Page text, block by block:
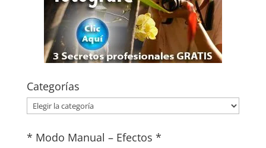
Categorías
Categorías
* Modo Manual – Efectos *